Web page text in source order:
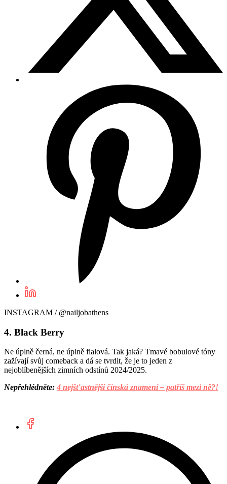
INSTAGRAM / @nailjobathens
4. Black Berry
Ne úplně černá, ne úplně fialová. Tak jaká? Tmavé bobulové tóny
zažívají svůj comeback a dá se tvrdit, že je to jeden z
nejoblíbenějších zimních odstínů 2024/2025.
Nepřehlédněte: 4 nejšťastnější čínská znamení – patříš mezi ně?!